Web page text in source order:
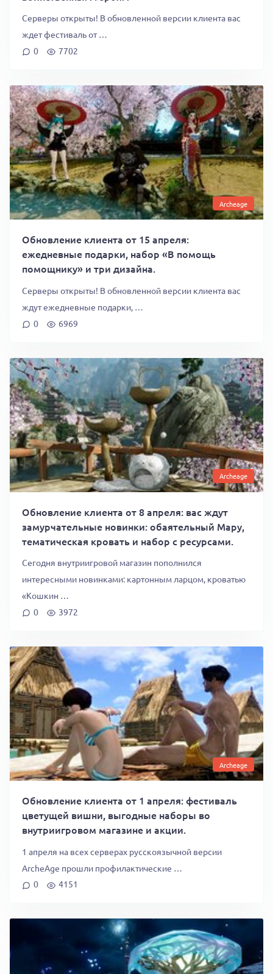
Серверы открыты! В обновленной версии клиента вас
ждет фестиваль от …
0
7702
Archeage
Обновление клиента от 15 апреля:
ежедневные подарки, набор «В помощь
помощнику» и три дизайна.
Серверы открыты! В обновленной версии клиента вас
ждут ежедневные подарки, …
0
6969
Archeage
Обновление клиента от 8 апреля: вас ждут
замурчательные новинки: обаятельный Мару,
тематическая кровать и набор с ресурсами.
Сегодня внутриигровой магазин пополнился
интересными новинками: картонным ларцом, кроватью
«Кошкин …
0
3972
Archeage
Обновление клиента от 1 апреля: фестиваль
цветущей вишни, выгодные наборы во
внутриигровом магазине и акции.
1 апреля на всех серверах русскоязычной версии
ArcheAge прошли профилактические …
0
4151